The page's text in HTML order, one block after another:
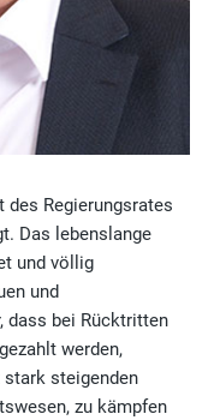
des Regierungsrates
Das lebenslange
und völlig
und
dass bei Rücktritten
werden,
stark steigenden
zu kämpfen